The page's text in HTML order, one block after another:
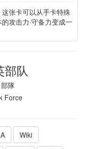
张卡可以从手卡特殊
攻击力·守备力变成一
部队
隊
Force
Wiki